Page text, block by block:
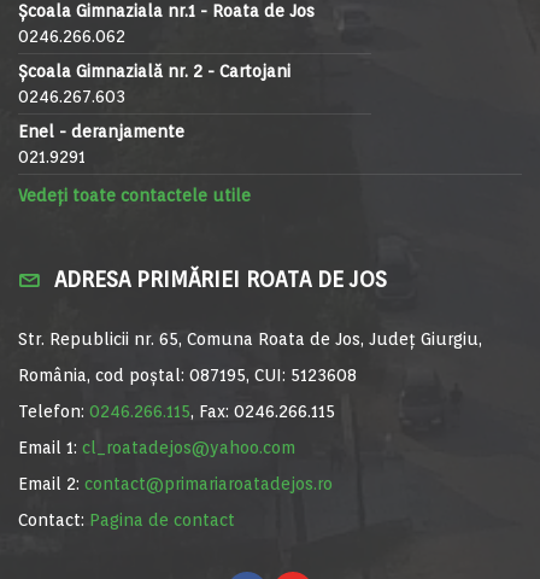
Școala Gimnaziala nr.1 - Roata de Jos
0246.266.062
Școala Gimnazială nr. 2 - Cartojani
0246.267.603
Enel - deranjamente
021.9291
Vedeți toate contactele utile
ADRESA PRIMĂRIEI ROATA DE JOS
Str. Republicii nr. 65, Comuna Roata de Jos, Județ Giurgiu,
România, cod poștal: 087195, CUI: 5123608
Telefon: 0246.266.115, Fax: 0246.266.115
Email 1: cl_roatadejos@yahoo.com
Email 2: contact@primariaroatadejos.ro
Contact: Pagina de contact